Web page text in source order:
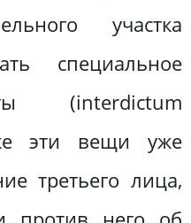
участка
специальное
(interdictum
эти вещи уже
третьего лица,